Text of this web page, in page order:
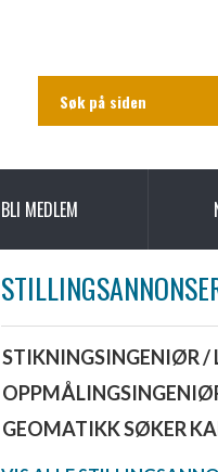
BLI MEDLEM
STIKNINGSINGENIØR /
GEOMATIKK SØKER